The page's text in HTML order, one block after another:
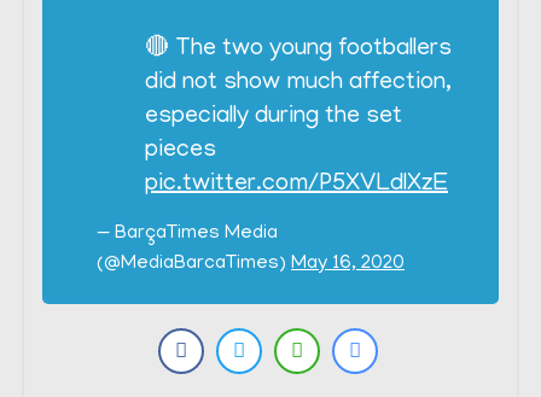
🔴 The two young footballers
did not show much affection,
especially during the set
pieces
pic.twitter.com/P5XVLdIXzE
— BarçaTimes Media
(@MediaBarcaTimes) May 16, 2020